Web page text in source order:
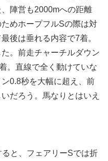
陣営も2000mへの距離
めホープフルSの際は対
後は垂れる内容で7着。
。前走チャーチルダウン
。直線で全く動けていな
0.8秒を大幅に超え、前
だろう。馬なりとはいえ
と、フェアリーSでは折